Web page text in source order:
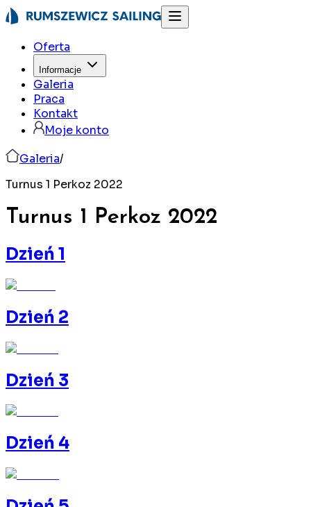
Oferta
Informacje
Galeria
Praca
Kontakt
Moje konto
Galeria/
Turnus 1 Perkoz 2022
Turnus 1 Perkoz 2022
Dzień 1
Dzień 2
Dzień 3
Dzień 4